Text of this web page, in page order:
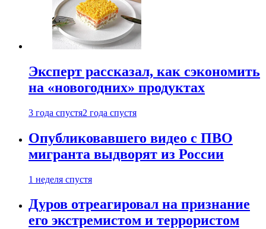
Эксперт рассказал, как сэкономить
на «новогодних» продуктах
3 года спустя2 года спустя
Опубликовавшего видео с ПВО
мигранта выдворят из России
1 неделя спустя
Дуров отреагировал на признание
его экстремистом и террористом